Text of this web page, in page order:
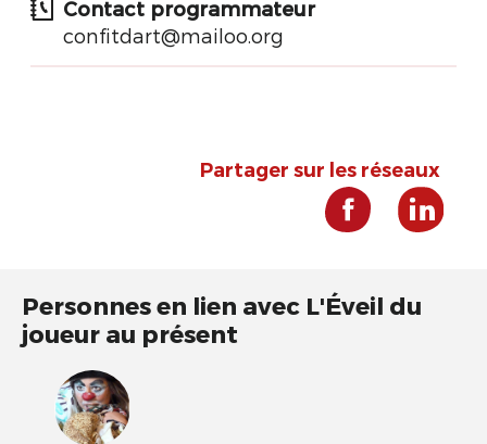
Contact programmateur
confitdart@mailoo.org
Partager sur les réseaux
Personnes en lien avec L'Éveil du
joueur au présent